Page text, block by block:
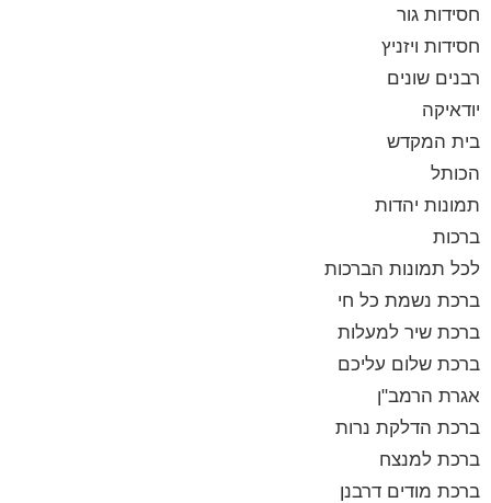
חסידות גור
חסידות ויזניץ
רבנים שונים
יודאיקה
בית המקדש
הכותל
תמונות יהדות
ברכות
לכל תמונות הברכות
ברכת נשמת כל חי
ברכת שיר למעלות
ברכת שלום עליכם
אגרת הרמב"ן
ברכת הדלקת נרות
ברכת למנצח
ברכת מודים דרבנן